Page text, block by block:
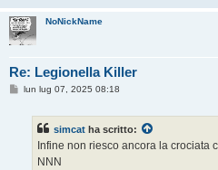
NoNickName
Re: Legionella Killer
Mlun lug 07, 2025 08:18
simcat ha scritto:
Infine non riesco ancora la crociata
NNN